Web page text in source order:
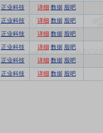
正业科技 详细 数据 股吧
正业科技 详细 数据 股吧
正业科技 详细 数据 股吧
正业科技 详细 数据 股吧
正业科技 详细 数据 股吧
正业科技 详细 数据 股吧